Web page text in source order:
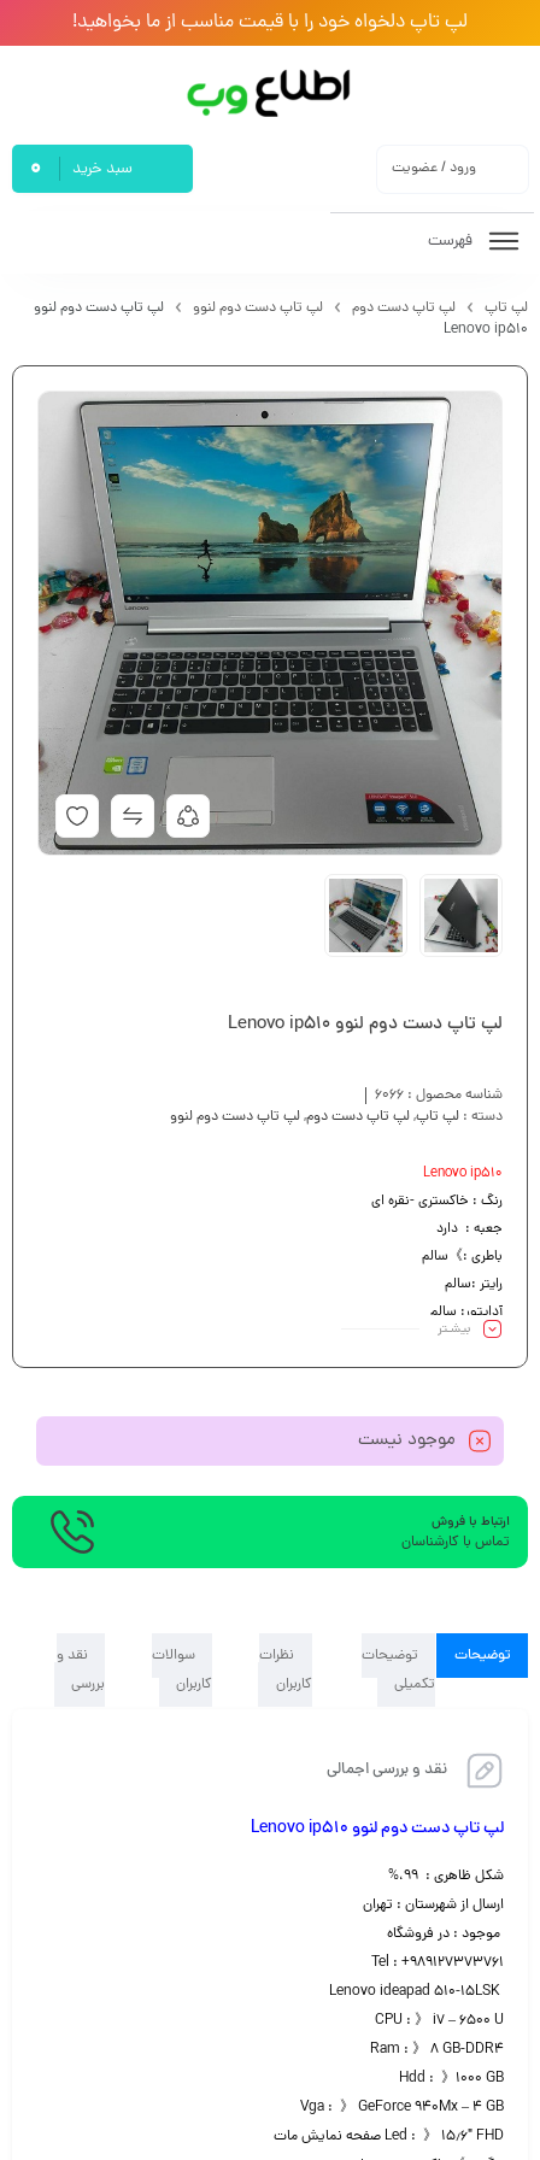
لپ تاپ دلخواه خود را با قیمت مناسب از ما بخواهید!
ورود / عضویت سبد خرید 0
فهرست
لپ تاپ لپ تاپ دست دوم لپ تاپ دست دوم لنوو
لپ تاپ دست دوم لنوو
Lenovo ip510
لپ تاپ دست دوم لنوو Lenovo ip510
شناسه محصول : 6066
دسته : لپ تاپ,لپ تاپ دست دوم,لپ تاپ دست دوم لنوو
Lenovo ip510
رنگ : خاکستری -نقره ای
جعبه : دارد
باطری :》سالم
رایتر :سالم
آداپتور: سالم
کیبرد : بک لایت
بیشـتر
موجود نیست
ارتباط با فروش
تماس با کارشناسان
توضیحات
توضیحات
تکمیلی
نظرات
کاربران
سوالات
کاربران
نقد و
بررسی
نقد و بررسی اجمالی
لپ تاپ دست دوم لنوو Lenovo ip510
شکل ظاهری : ۹۹،%
ارسال از شهرستان : تهران
موجود : در فروشگاه
Tel : +989127373761
CPU : 》 i7 – 6500 U
Ram : 》 ۸ GB-DDR4
Hdd : 》۱۰۰۰ GB
Vga : 》 GeForce 940Mx – 4 GB
Led : 》 ۱۵٫۶″ FHD صفحه نمایش مات